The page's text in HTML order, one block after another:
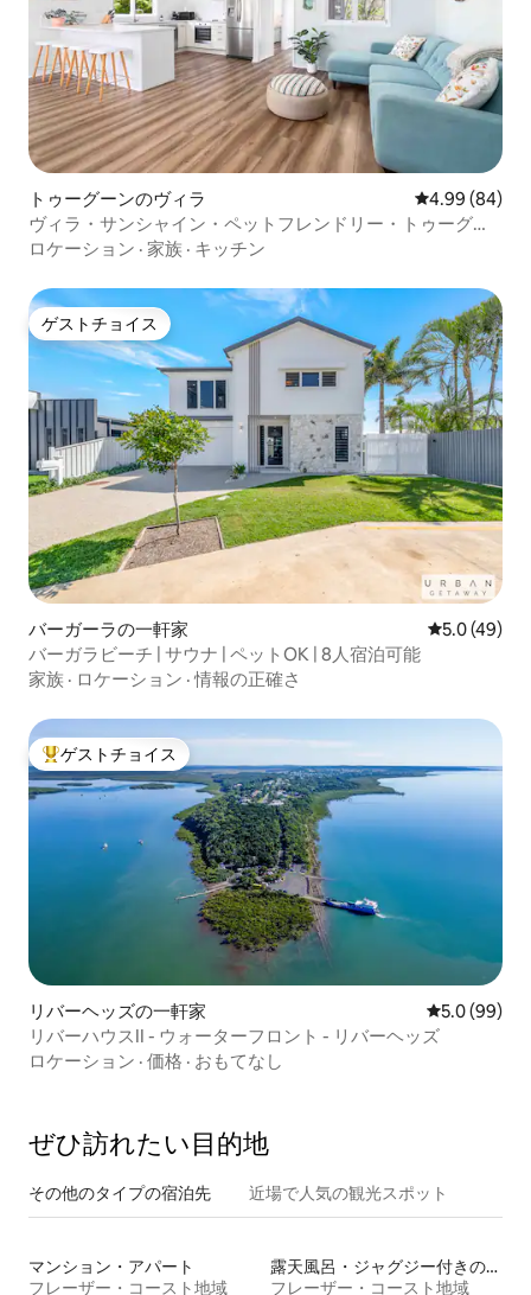
トゥーグーンのヴィラ レビュー84件
4.99 (84)
ヴィラ・サンシャイン・ペットフレンドリー・トゥーグー
ムビーチ
ロケーション · 家族 · キッチン
ゲストチョイス
ゲストチョイス
バーガーラの一軒家 レビュー49
5.0 (49)
バーガラビーチ | サウナ | ペットOK | 8人宿泊可能
家族 · ロケーション ·情報の正確さ
大好評のゲストチョイスです。
ゲストチョイス
リバーヘッズの一軒家 レビュー99
5.0 (99)
リバーハウスII - ウォーターフロント - リバーヘッズ
ロケーション · 価格 · おもてなし
ぜひ訪⁠れ⁠た⁠い目⁠的⁠地
その他のタ⁠イ⁠プ⁠の宿⁠泊⁠先 近場で人気の観光スポット
マンション・アパート
フレーザー・コースト地域
露天風呂・ジャグジー付きの宿泊施設
フレーザー・コースト地域